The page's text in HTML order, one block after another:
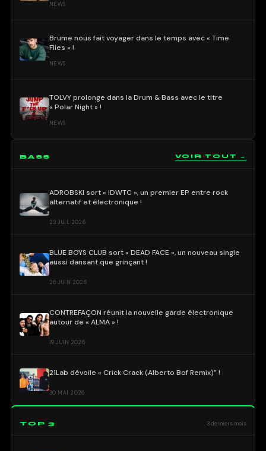
NEWS
Brume nous fait voyager dans le temps avec « Time
Flies » !
NEWS
TOLVY prolonge dans la Drum & Bass avec le titre
« Polar Night » !
NEWS
BASS VOIR TOUT →
ADROBSKI sort « IDWTC », un premier EP entre rock
alternatif et électronique !
23 JUIL 2026
BLUE BOYS CLUB sort « DEAD FACE », un nouveau single
aussi dansant que grinçant !
26 JUIN 2026
CONTREFAÇON réunit la nouvelle garde électronique
autour de « ALMA » !
19 JUIN 2026
21Lab dévoile « Crick Crack (Alberto Bof Remix)” !
30 MAI 2026
TOP 3 3 derniers mois